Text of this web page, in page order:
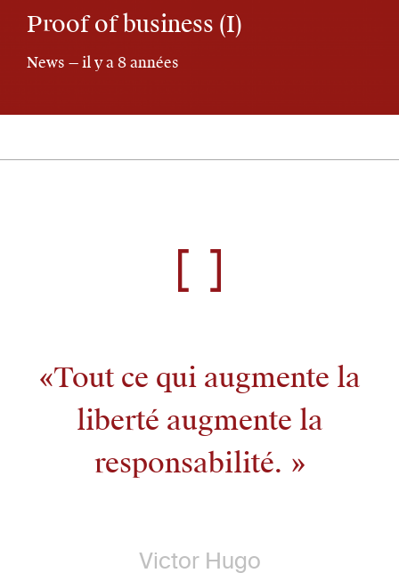
Proof of business (I)
News — il y a 8 années
Tout ce qui augmente la
liberté augmente la
responsabilité.
Victor Hugo